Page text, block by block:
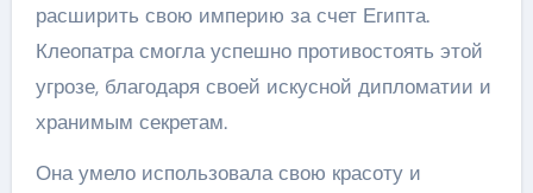
расширить свою империю за счет Египта.
Клеопатра смогла успешно противостоять этой
угрозе, благодаря своей искусной дипломатии и
хранимым секретам.
Она умело использовала свою красоту и